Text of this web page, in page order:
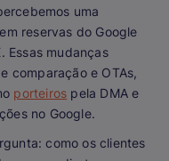
uma
reservas do Google
Essas mudanças
comparação e OTAs,
porteiros pela DMA e
no Google.
como os clientes